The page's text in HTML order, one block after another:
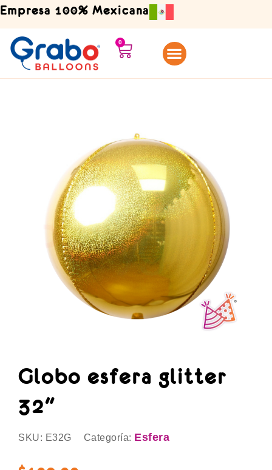
Ir
Empresa 100% Mexicana
0
Carrito
Globo esfera glitter
32″
SKU: E32G Categoría: Esfera